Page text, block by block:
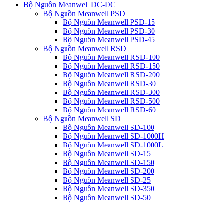
Bộ Nguồn Meanwell DC-DC
Bộ Nguồn Meanwell PSD
Bộ Nguồn Meanwell PSD-15
Bộ Nguồn Meanwell PSD-30
Bộ Nguồn Meanwell PSD-45
Bộ Nguồn Meanwell RSD
Bộ Nguồn Meanwell RSD-100
Bộ Nguồn Meanwell RSD-150
Bộ Nguồn Meanwell RSD-200
Bộ Nguồn Meanwell RSD-30
Bộ Nguồn Meanwell RSD-300
Bộ Nguồn Meanwell RSD-500
Bộ Nguồn Meanwell RSD-60
Bộ Nguồn Meanwell SD
Bộ Nguồn Meanwell SD-100
Bộ Nguồn Meanwell SD-1000H
Bộ Nguồn Meanwell SD-1000L
Bộ Nguồn Meanwell SD-15
Bộ Nguồn Meanwell SD-150
Bộ Nguồn Meanwell SD-200
Bộ Nguồn Meanwell SD-25
Bộ Nguồn Meanwell SD-350
Bộ Nguồn Meanwell SD-50